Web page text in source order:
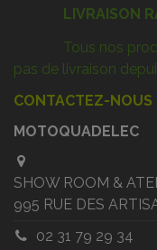
LIVRAISON
Tous nos
pas de livraison
CONTACTEZ-NOUS
MOTOQUADELEC
SHOW ROOM &
995 RUE DES
02 31 79 29 34